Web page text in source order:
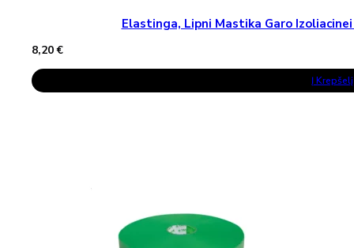
Elastinga, Lipni Mastika Garo Izoliacinei
8,20€
Į Krepšelį